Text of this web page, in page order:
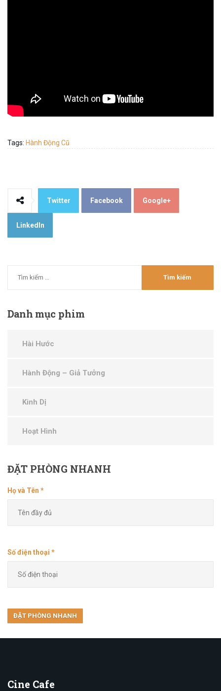
Tags: Hành Động Cũ
Twitter Facebook Google+
LinkedIn
Danhmục phim
Hài Hước
Hành Động – Giả Tưởng
Kinh Dị
Hoạt Hình
ĐẶTPHÒNG NHANH
Họ và Tên *
Số điện thoại *
Cine Cafe